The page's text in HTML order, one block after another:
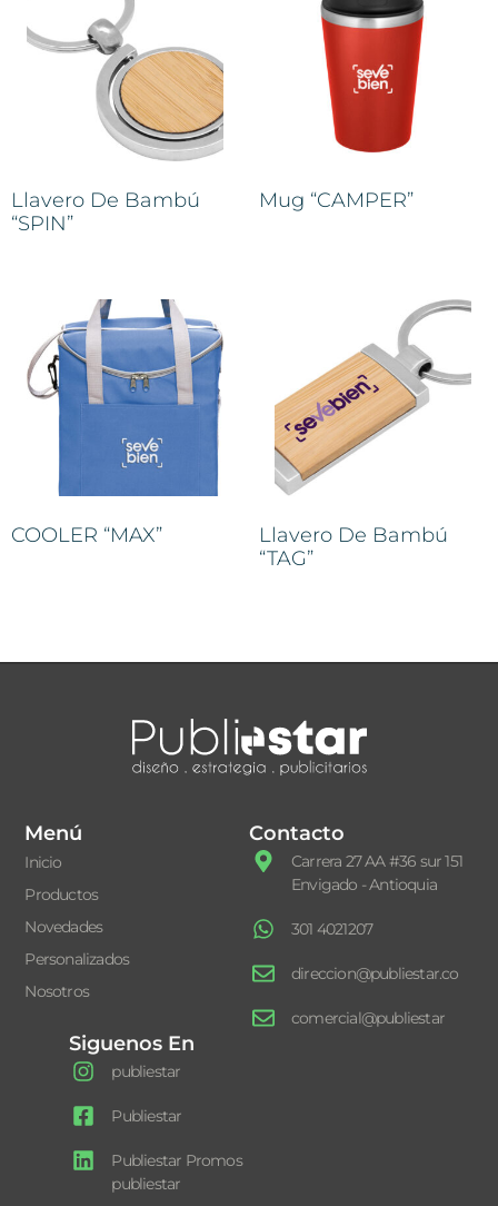
Llavero De Bambú
“SPIN”
Mug “CAMPER”
COOLER “MAX”
Llavero De Bambú
“TAG”
Menú
Inicio
Productos
Novedades
Personalizados
Nosotros
Contacto
Carrera 27 AA #36 sur 151
Envigado - Antioquia
301 4021207
direccion@publiestar.co
comercial@publiestar
Siguenos En
publiestar
Publiestar
Publiestar Promos
publiestar